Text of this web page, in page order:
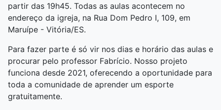
partir das 19h45. Todas as aulas acontecem no
endereço da igreja, na Rua Dom Pedro I, 109, em
Maruípe - Vitória/ES.
Para fazer parte é só vir nos dias e horário das aulas e
procurar pelo professor Fabrício. Nosso projeto
funciona desde 2021, oferecendo a oportunidade para
toda a comunidade de aprender um esporte
gratuitamente.